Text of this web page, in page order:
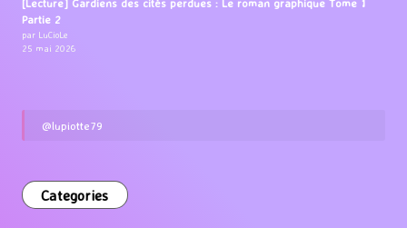
[Lecture] Gardiens des cités perdues : Le roman graphique Tome 1
Partie 2
par LuCioLe
25 mai 2026
@lupiotte79
Categories